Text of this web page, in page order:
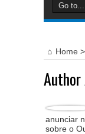
Home >
anunciar
sobre o